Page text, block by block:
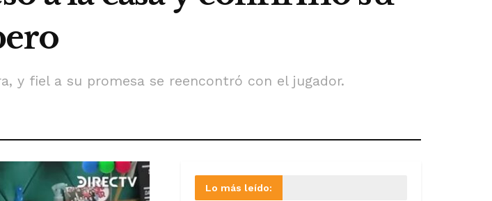
y fiel a su promesa se reencontró con el jugador.
Lo más leído: